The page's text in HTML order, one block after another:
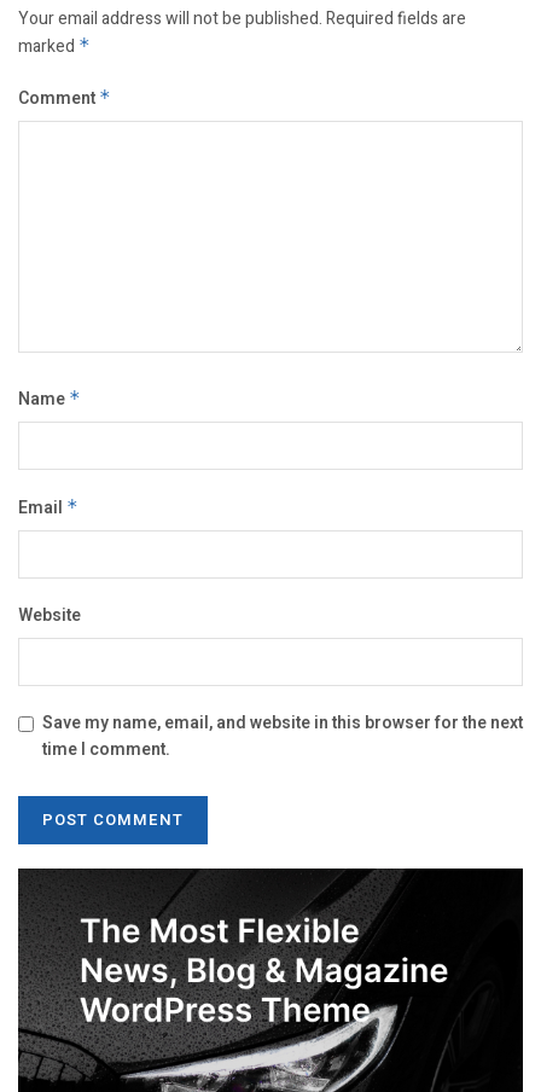
Your email address will not be published.Required fields are
marked *
Comment *
Name *
Email *
Website
Save my name, email, and website in this browser for the next
time I comment.